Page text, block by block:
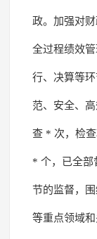
政。加强对
全过程绩效
行、决算等
范、安全、
查 * 次，检
* 个，已全部
节的监督，
等重点领域